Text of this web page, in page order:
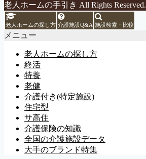
老人ホームの手引き All Rights Reserved.
老人ホームの探し方 介護施設Q&A 施設検索・比較
メニュー
老人ホームの探し方
終活
特養
老健
介護付き(特定施設)
住宅型
サ高住
介護保険の知識
全国の介護施設データ
大手のブランド特集